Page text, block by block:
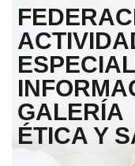
GALERÍA
ÉTICA Y